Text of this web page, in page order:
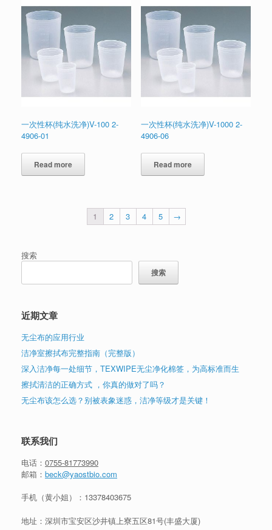
一次性杯(纯水洗净)V-100 2-
4906-01
Read more
一次性杯(纯水洗净)V-1000 2-
4906-06
Read more
1 2 3 4 5 →
搜索
搜索
近期文章
无尘布的应用行业
洁净室擦拭布完整指南（完整版）
深入洁净每一处细节，TEXWIPE无尘净化棉签，为高标准而生
擦拭清洁的正确方式 ，你真的做对了吗？
无尘布该怎么选？别被表象迷惑，洁净等级才是关键！
联系我们
电话： 0755-81773990
邮箱： beck@yaostbio.com
手机（黄小姐）： 13378403675
地址：深圳市宝安区沙井镇上寮五区81号(丰盛大厦)